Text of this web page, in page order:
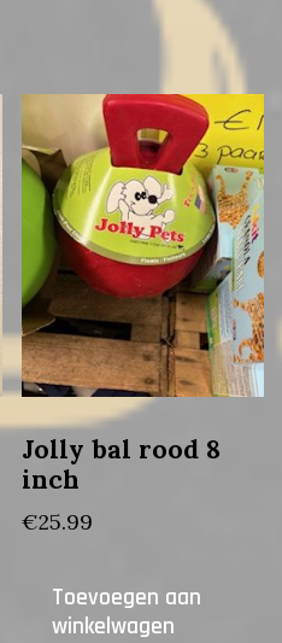
Jolly bal rood 8
inch
€25.99
Toevoegen aan
winkelwagen